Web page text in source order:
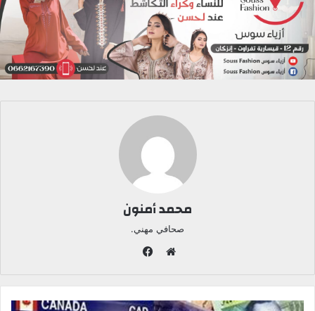
محمد أمنون
صحافي مهني.
و
ق
س
ب